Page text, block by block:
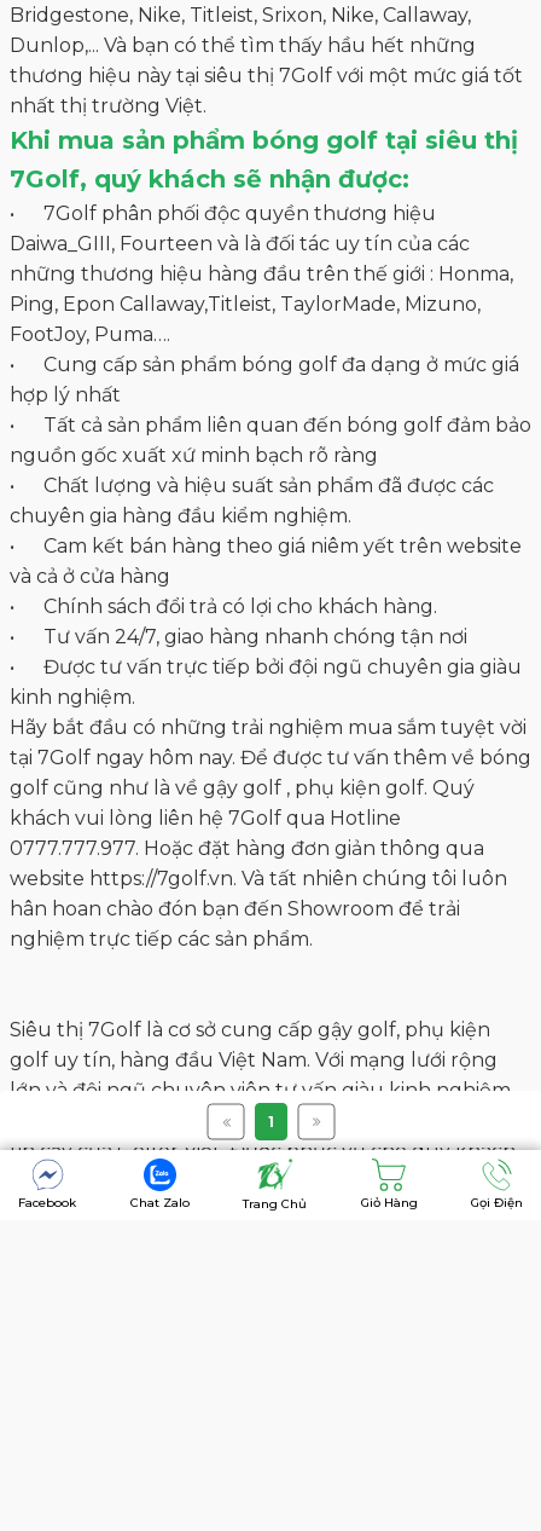
1
• Chất lượng và hiệu suất sản phẩm đã được các
chuyên gia hàng đầu kiểm nghiệm.
• Cam kết bán hàng theo giá niêm yết trên website
và cả ở cửa hàng
• Chính sách đổi trả có lợi cho khách hàng.
• Tư vấn 24/7, giao hàng nhanh chóng tận nơi
• Được tư vấn trực tiếp bởi đội ngũ chuyên gia giàu
kinh nghiệm.
Hãy bắt đầu có những trải nghiệm mua sắm tuyệt vời
tại 7Golf ngay hôm nay. Để được tư vấn thêm về bóng
golf cũng như là về gậy golf , phụ kiện golf. Quý
khách vui lòng liên hệ 7Golf qua Hotline
0777.777.977. Hoặc đặt hàng đơn giản thông qua
website https://7golf.vn. Và tất nhiên chúng tôi luôn
hân hoan chào đón bạn đến Showroom để trải
nghiệm trực tiếp các sản phẩm.
Siêu thị 7Golf là cơ sở cung cấp gậy golf, phụ kiện
golf uy tín, hàng đầu Việt Nam. Với mạng lưới rộng
lớn và đội ngũ chuyên viên tư vấn giàu kinh nghiệm.
Chắc chắn chúng tôi là người bạn đồng hành đáng
tin cậy của Golfer Việt. Được phục vụ cho quý khách
là niềm vinh hạnh của chúng tôi.
------------------------------------
7 Golf - Một trong những siêu thị lớn nhất Việt
Nam
Hotline: 0777.777.977 - 0903.077.077
CSKH: 0904.077.077
Email: info@7golf.vn
Trụ sở: Số 10 Đường N6 ( Đường Bờ Hồ - Lake View 1 )
Copyright @7golf
Facebook Chat Zalo Trang Chủ Giỏ Hàng Gọi Điện